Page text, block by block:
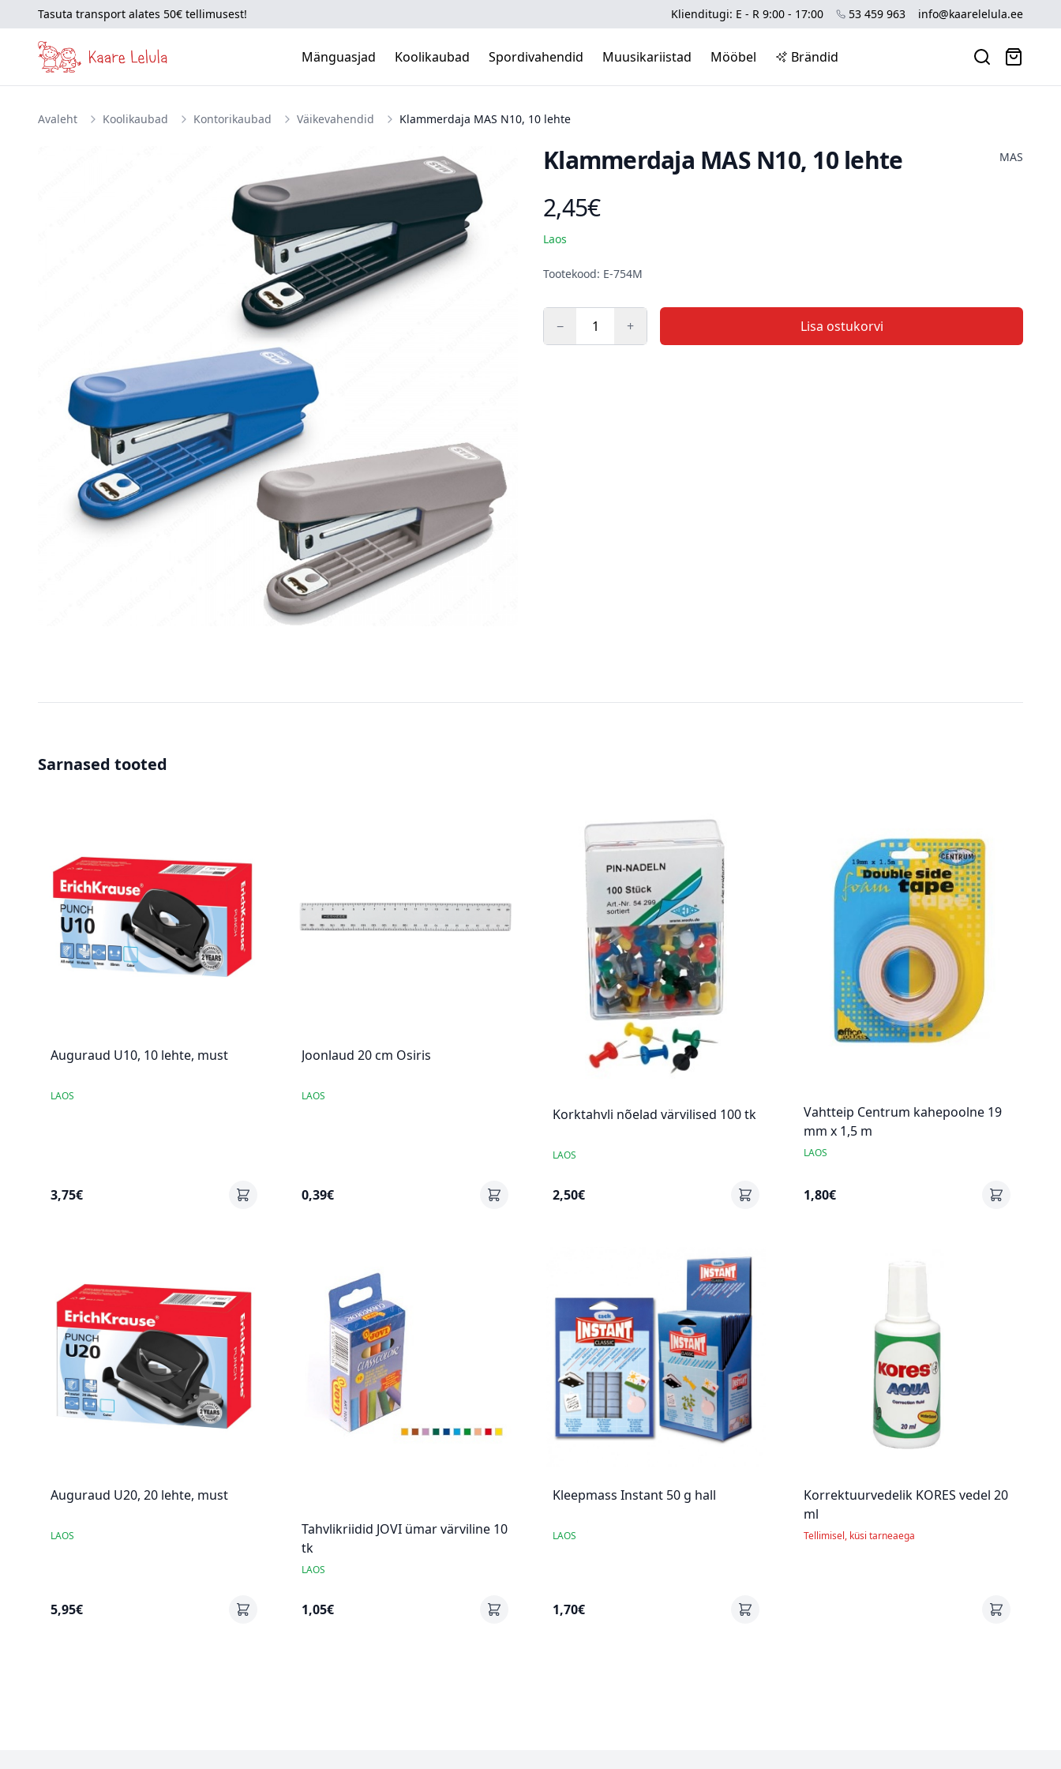
Tasuta transport alates 50€ tellimusest! Klienditugi: E - R 9:00 - 17:00 53 459 963 info@kaarelelula.ee
Mänguasjad Koolikaubad Spordivahendid Muusikariistad Mööbel Brändid
Avaleht Koolikaubad Kontorikaubad Väikevahendid Klammerdaja MAS N10, 10 lehte
Klammerdaja MAS N10, 10 lehte MAS
Toote hind
2,45€
Laos
Kirjeldus
Tootekood: E-754M
− + Lisa ostukorvi
Sarnased tooted
Auguraud U10, 10 lehte, must
LAOS
3,75€
Joonlaud 20 cm Osiris
LAOS
0,39€
Korktahvli nõelad värvilised 100 tk
LAOS
2,50€
Vahtteip Centrum kahepoolne 19
mm x 1,5 m
LAOS
1,80€
Auguraud U20, 20 lehte, must
LAOS
5,95€
Tahvlikriidid JOVI ümar värviline 10
tk
LAOS
1,05€
Kleepmass Instant 50 g hall
LAOS
1,70€
Korrektuurvedelik KORES vedel 20
ml
Tellimisel, küsi tarneaega